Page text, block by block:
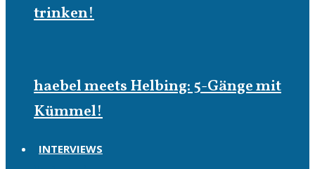
trinken!
haebel meets Helbing: 5-Gänge mit
Kümmel!
INTERVIEWS